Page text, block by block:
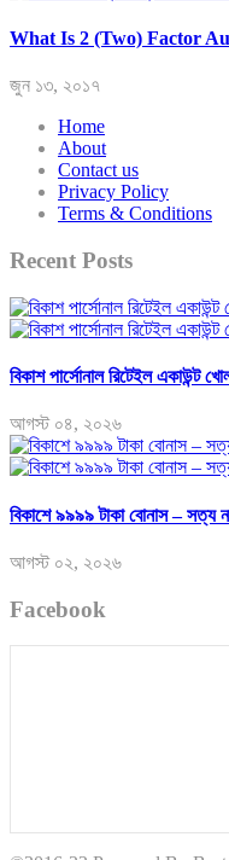
What Is 2 (Two) Factor
জুন ১৩, ২০১৭
Home
About
Contact us
Privacy Policy
Terms & Conditions
Recent Posts
বিকাশ পার্সোনাল রিটেইল একাউন্ট
আগস্ট ০৪, ২০২৬
বিকাশে ৯৯৯৯ টাকা বোনাস – সত্য
আগস্ট ০২, ২০২৬
Facebook